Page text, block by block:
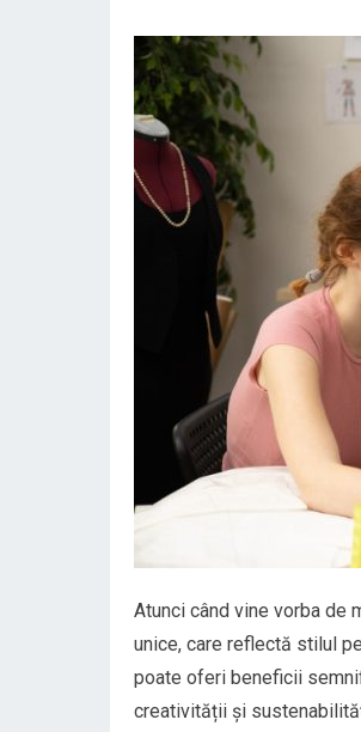
Atunci când vine vorba de
unice, care reflectă stilul
poate oferi beneficii
creativității și